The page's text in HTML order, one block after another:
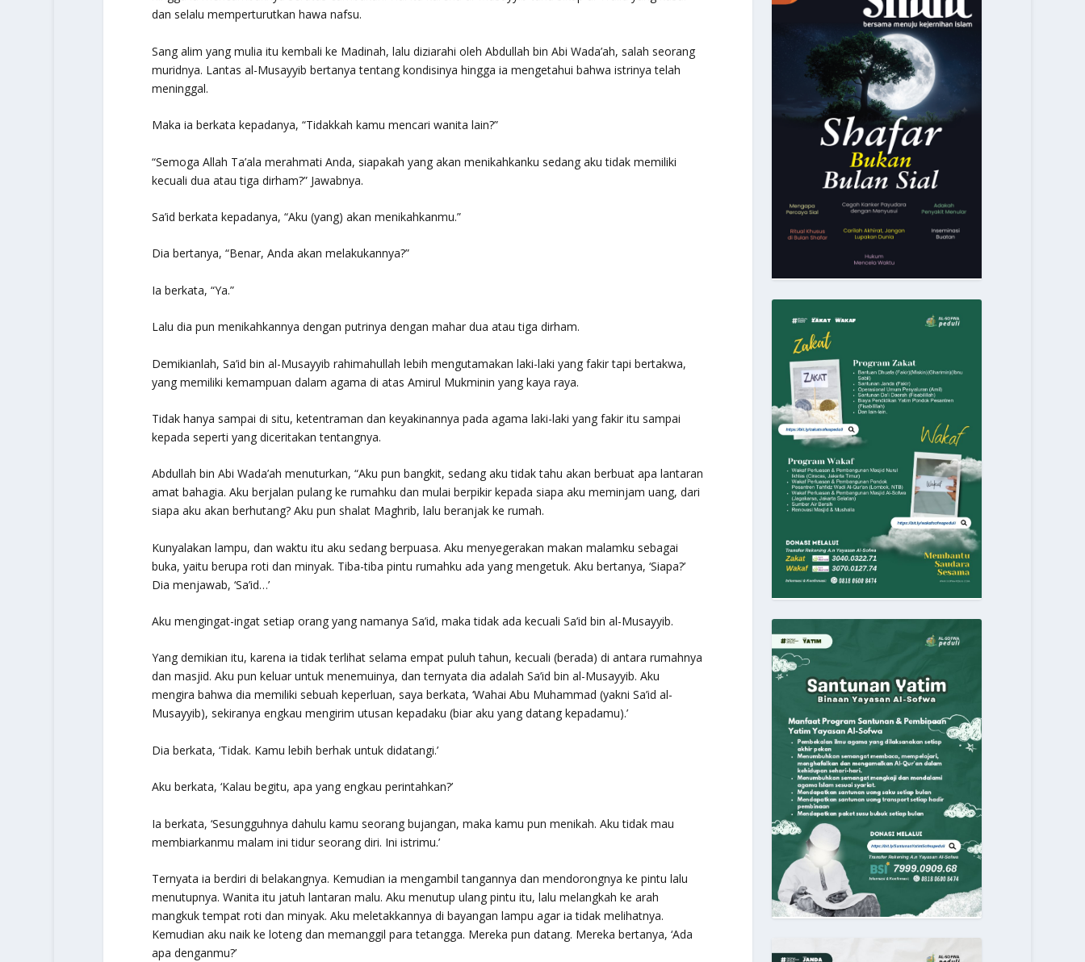
dan selalu memperturutkan hawa nafsu.
Sang alim yang mulia itu kembali ke Madinah, lalu diziarahi oleh Abdullah bin Abi Wada’ah, salah seorang
muridnya. Lantas al-Musayyib bertanya tentang kondisinya hingga ia mengetahui bahwa istrinya telah
meninggal.
Maka ia berkata kepadanya, “Tidakkah kamu mencari wanita lain?”
“Semoga Allah Ta’ala merahmati Anda, siapakah yang akan menikahkanku sedang aku tidak memiliki
kecuali dua atau tiga dirham?” Jawabnya.
Sa’id berkata kepadanya, “Aku (yang) akan menikahkanmu.”
Dia bertanya, “Benar, Anda akan melakukannya?”
Ia berkata, “Ya.”
Lalu dia pun menikahkannya dengan putrinya dengan mahar dua atau tiga dirham.
Demikianlah, Sa’id bin al-Musayyib rahimahullah lebih mengutamakan laki-laki yang fakir tapi bertakwa,
yang memiliki kemampuan dalam agama di atas Amirul Mukminin yang kaya raya.
Tidak hanya sampai di situ, ketentraman dan keyakinannya pada agama laki-laki yang fakir itu sampai
kepada seperti yang diceritakan tentangnya.
Abdullah bin Abi Wada’ah menuturkan, “Aku pun bangkit, sedang aku tidak tahu akan berbuat apa lantaran
amat bahagia. Aku berjalan pulang ke rumahku dan mulai berpikir kepada siapa aku meminjam uang, dari
siapa aku akan berhutang? Aku pun shalat Maghrib, lalu beranjak ke rumah.
Kunyalakan lampu, dan waktu itu aku sedang berpuasa. Aku menyegerakan makan malamku sebagai
buka, yaitu berupa roti dan minyak. Tiba-tiba pintu rumahku ada yang mengetuk. Aku bertanya, ‘Siapa?’
Dia menjawab, ‘Sa’id…’
Aku mengingat-ingat setiap orang yang namanya Sa’id, maka tidak ada kecuali Sa’id bin al-Musayyib.
Yang demikian itu, karena ia tidak terlihat selama empat puluh tahun, kecuali (berada) di antara rumahnya
dan masjid. Aku pun keluar untuk menemuinya, dan ternyata dia adalah Sa’id bin al-Musayyib. Aku
mengira bahwa dia memiliki sebuah keperluan, saya berkata, ‘Wahai Abu Muhammad (yakni Sa’id al-
Musayyib), sekiranya engkau mengirim utusan kepadaku (biar aku yang datang kepadamu).’
Dia berkata, ‘Tidak. Kamu lebih berhak untuk didatangi.’
Aku berkata, ‘Kalau begitu, apa yang engkau perintahkan?’
Ia berkata, ‘Sesungguhnya dahulu kamu seorang bujangan, maka kamu pun menikah. Aku tidak mau
membiarkanmu malam ini tidur seorang diri. Ini istrimu.’
Ternyata ia berdiri di belakangnya. Kemudian ia mengambil tangannya dan mendorongnya ke pintu lalu
menutupnya. Wanita itu jatuh lantaran malu. Aku menutup ulang pintu itu, lalu melangkah ke arah
mangkuk tempat roti dan minyak. Aku meletakkannya di bayangan lampu agar ia tidak melihatnya.
Kemudian aku naik ke loteng dan memanggil para tetangga. Mereka pun datang. Mereka bertanya, ‘Ada
apa denganmu?’